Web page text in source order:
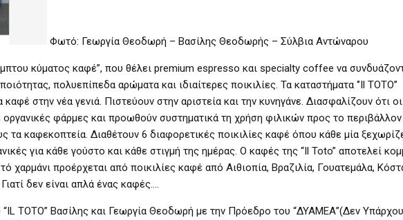
Φωτό: Γεωργία Θεοδωρή – Βασίλης Θεοδωρής – Σύλβια Αντώναρου
κύματος καφέ”, που θέλει premium espresso και specialty coffee να
πολυεπίπεδα αρώματα και ιδιαίτερες ποικιλίες. Τα καταστήματα ‘’Il TOTO’’
στην νέα γενιά. Πιστεύουν στην αριστεία και την κυνηγάνε. Διασφαλίζουν ότι οι
οργανικές φάρμες και προωθούν συστηματικά τη χρήση φιλικών προς το περιβάλλον
καφεκοπτεία. Διαθέτουν 6 διαφορετικές ποικιλίες καφέ όπου κάθε μία
για κάθε γούστο και κάθε στιγμή της ημέρας. Ο καφές της “Il Toto” αποτελεί
χαρμάνι προέρχεται από ποικιλίες καφέ από Αιθιοπία, Βραζιλία, Γουατεμάλα,
δεν είναι απλά ένας καφές….
“IL TOTO” Βασίλης και Γεωργία Θεοδωρή με την Πρόεδρο του “ΔΥΑΜΕΑ”(Δεν